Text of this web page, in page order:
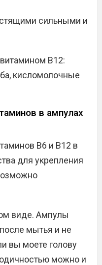
сильными и
В12:
кисломолочные
в ампулах
В6 и В12 в
для укрепления
виде. Ампулы
мытья и не
вы моете голову
можно и